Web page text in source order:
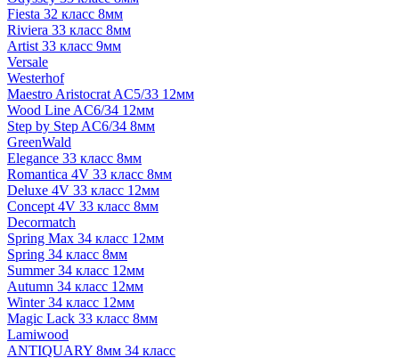
Fiesta 32 класс 8мм
Riviera 33 класс 8мм
Artist 33 класс 9мм
Versale
Westerhof
Maestro Aristocrat AC5/33 12мм
Wood Line AC6/34 12мм
Step by Step AC6/34 8мм
GreenWald
Elegance 33 класс 8мм
Romantica 4V 33 класс 8мм
Deluxe 4V 33 класс 12мм
Concept 4V 33 класс 8мм
Decormatch
Spring Max 34 класс 12мм
Spring 34 класс 8мм
Summer 34 класс 12мм
Autumn 34 класс 12мм
Winter 34 класс 12мм
Magic Lack 33 класс 8мм
Lamiwood
ANTIQUARY 8мм 34 класс